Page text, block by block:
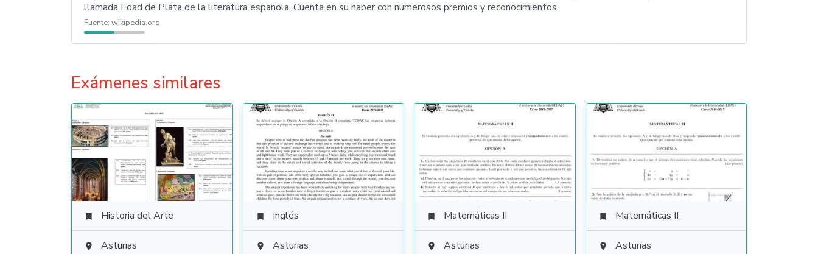
llamada Edad de Plata de la literatura española. Cuenta en su haber con numerosos premios y reconocimientos.
Fuente: wikipedia.org
Exámenes similares
 Historia del Arte
 Asturias
 Inglés
 Asturias
 Matemáticas II
 Asturias
 Matemáticas II
 Asturias